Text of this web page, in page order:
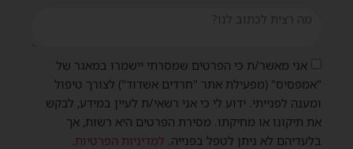
אני מאשר/ת כי הפרטים שמסרתי יישמרו במאגר של
"אמפסיס" (מפעילת אתר "חרדים אשדוד") לצורך טיפול
ומענה לפנייתי. ידוע לי כי אני רשאי/ת לעיין במידע, לבקש
את תיקונו או מחיקתו. מסירת הפרטים היא רשות, אך
בלעדיהם לא ניתן לטפל בפנייה. למדיניות הפרטיות